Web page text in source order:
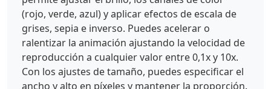
(rojo, verde, azul) y aplicar efectos de escala de
grises, sepia e inverso. Puedes acelerar o
ralentizar la animación ajustando la velocidad de
reproducción a cualquier valor entre 0,1x y 10x.
Con los ajustes de tamaño, puedes especificar el
ancho y alto en píxeles y mantener la proporción.